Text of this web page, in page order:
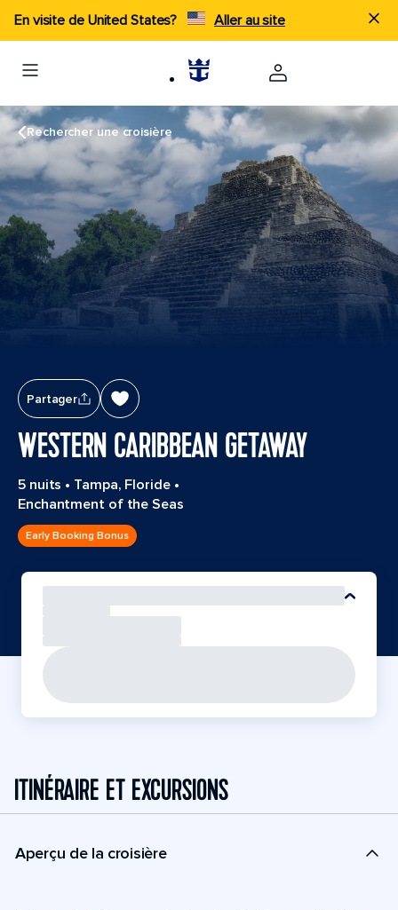
En visite de United States? Aller au site
Rechercher une croisière
Partager
WESTERN CARIBBEAN GETAWAY
5 nuits • Tampa, Floride•
Enchantment of the Seas
Early Booking Bonus
ITINÉRAIRE ET EXCURSIONS
Aperçu de la croisière